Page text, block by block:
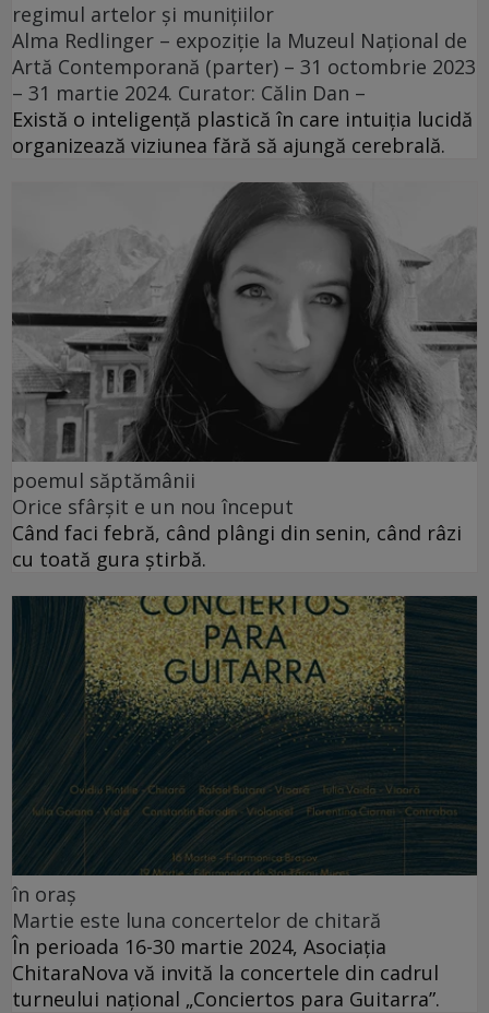
regimul artelor și munițiilor
Alma Redlinger – expoziție la Muzeul Național de
Artă Contemporană (parter) – 31 octombrie 2023
– 31 martie 2024. Curator: Călin Dan –
Există o inteligență plastică în care intuiția lucidă
organizează viziunea fără să ajungă cerebrală.
poemul săptămânii
Orice sfârșit e un nou început
Când faci febră, când plângi din senin, când râzi
cu toată gura știrbă.
în oraș
Martie este luna concertelor de chitară
În perioada 16-30 martie 2024, Asociația
ChitaraNova vă invită la concertele din cadrul
turneului național „Conciertos para Guitarra”.